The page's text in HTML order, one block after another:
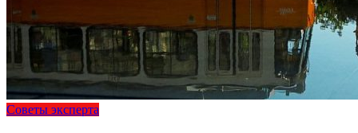
Советы эксперта